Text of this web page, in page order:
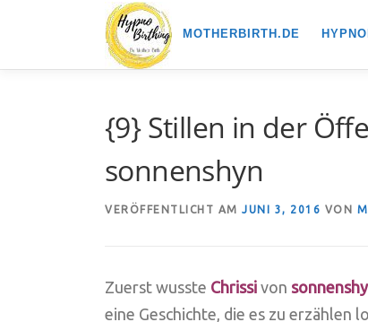
springen
MOTHERBIRTH.DE
{9} Stillen in der
sonnenshyn
VERÖFFENTLICHT AM JUNI 3, 2016 VON
Zuerst wusste Chrissi von
eine Geschichte, die es zu erzählen